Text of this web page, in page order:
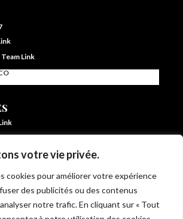
votre vie privée.
cookies pour améliorer votre expérience
des publicités ou des contenus
notre trafic. En cliquant sur « Tout
Link
Link